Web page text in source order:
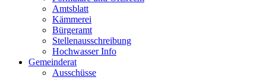
Amtsblatt
Kämmerei
Bürgeramt
Stellenausschreibung
Hochwasser Info
Gemeinderat
Ausschüsse